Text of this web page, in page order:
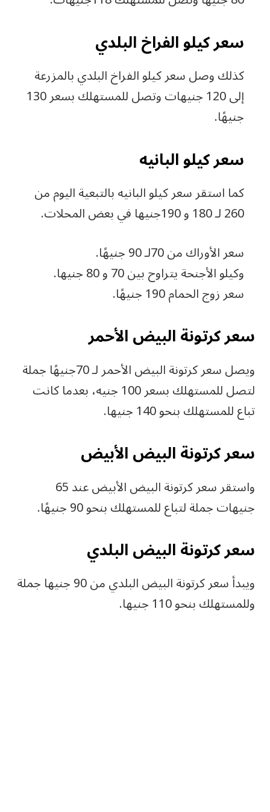
سعر كيلو الفراخ البلدي
كذلك وصل سعر كيلو الفراخ البلدي بالمزرعة
إلى 120 جنيهات وتصل للمستهلك بسعر 130
جنيهًا.
سعر كيلو البانيه
كما استقر سعر كيلو البانيه بالتبعية اليوم من
260 لـ 180 و 190جنيها في بعض المحلات.
سعر الأوراك من 70لـ 90 جنيهًا.
وكيلو الأجنحة يتراوح بين 70 و 80 جنيها.
سعر زوج الحمام 190 جنيهًا.
سعر كرتونة البيض الأحمر
ويصل سعر كرتونة البيض الأحمر لـ 70جنيهًا جملة
لتصل للمستهلك بسعر 100 جنيه، بعدما كانت
تباع للمستهلك بنحو 140 جنيها.
سعر كرتونة البيض الأبيض
واستقر سعر كرتونة البيض الأبيض عند 65
جنيهات جملة لتباع للمستهلك بنحو 90 جنيهًا.
سعر كرتونة البيض البلدي
ويبدأ سعر كرتونة البيض البلدي من 90 جنيها جملة
وللمستهلك بنحو 110 جنيها.